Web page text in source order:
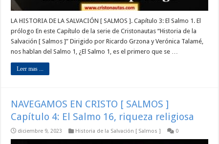
LA HISTORIA DE LA SALVACIÓN [ SALMOS ]. Capítulo 3: El Salmo 1. El
prólogo En este Capítulo de la serie de Cristonautas “Historia de la
Salvación [ Salmos ]” Dirigido por Ricardo Grzona y Verónica Talamé,
nos hablan del Salmo 1, ¿El Salmo 1, es el primero que se …
Leer mas ...
NAVEGAMOS EN CRISTO [ SALMOS ]
Capítulo 4: El Salmo 16, riqueza religiosa
diciembre 9, 2023 Historia de la Salvación [ Salmos ] 0